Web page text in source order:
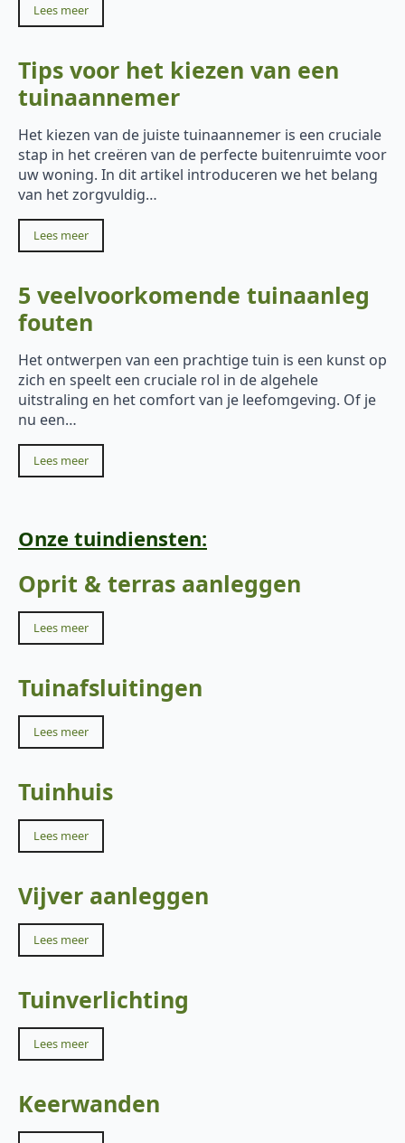
Lees meer
Tips voor het kiezen van een
tuinaannemer
Het kiezen van de juiste tuinaannemer is een cruciale
stap in het creëren van de perfecte buitenruimte voor
uw woning. In dit artikel introduceren we het belang
van het zorgvuldig…
Lees meer
5 veelvoorkomende tuinaanleg
fouten
Het ontwerpen van een prachtige tuin is een kunst op
zich en speelt een cruciale rol in de algehele
uitstraling en het comfort van je leefomgeving. Of je
nu een…
Lees meer
Onze tuindiensten:
Oprit & terras aanleggen
Lees meer
Tuinafsluitingen
Lees meer
Tuinhuis
Lees meer
Vijver aanleggen
Lees meer
Tuinverlichting
Lees meer
Keerwanden